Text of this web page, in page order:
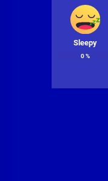
Sleepy
0%